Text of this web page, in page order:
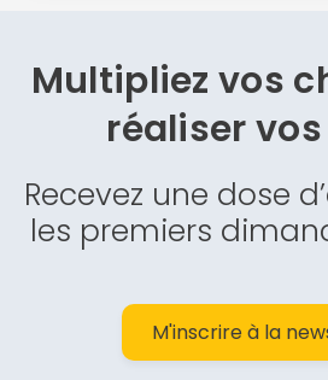
Multipliez vos
réaliser
Recevez une dose
les premiers
M'inscrire à la